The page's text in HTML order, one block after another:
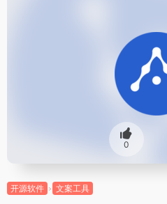
0
开源软件 文案工具